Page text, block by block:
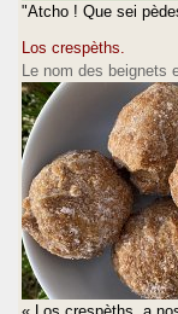
"Atcho ! Que sei
Los crespèths.
Le nom des beignets